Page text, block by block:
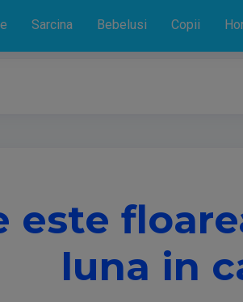
Sarcina Bebelusi Copii
este
luna in